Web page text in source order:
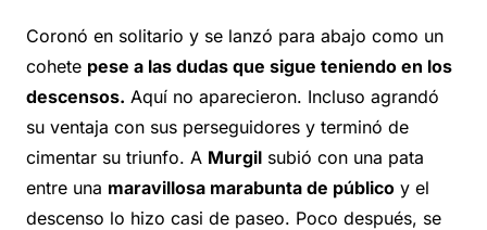
Coronó en solitario y se lanzó para abajo como un
cohete pese a las dudas que sigue teniendo en los
descensos. Aquí no aparecieron. Incluso agrandó
su ventaja con sus perseguidores y terminó de
cimentar su triunfo. A Murgil subió con una pata
entre una maravillosa marabunta de público y el
descenso lo hizo casi de paseo. Poco después, se